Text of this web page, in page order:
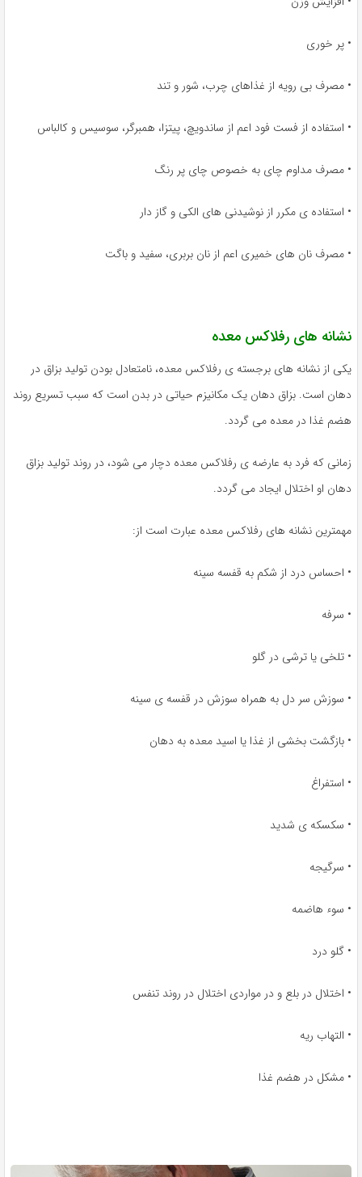
• پر خوری
• مصرف بی رویه از غذاهای چرب، شور و تند
• استفاده از فست فود اعم از ساندویچ، پیتزا، همبرگر، سوسیس و کالباس
• مصرف مداوم چای به خصوص چای پر رنگ
• استفاده ی مکرر از نوشیدنی های الکی و گاز دار
• مصرف نان های خمیری اعم از نان بربری، سفید و باگت
نشانه های رفلاکس معده
یکی از نشانه های برجسته ی رفلاکس معده، نامتعادل بودن تولید بزاق در
دهان است. بزاق دهان یک مکانیزم حیاتی در بدن است که سبب تسریع روند
هضم غذا در معده می گردد.
زمانی که فرد به عارضه ی رفلاکس معده دچار می شود، در روند تولید بزاق
دهان او اختلال ایجاد می گردد.
مهمترین نشانه های رفلاکس معده عبارت است از:
• احساس درد از شکم به قفسه سینه
• سرفه
• تلخی یا ترشی در گلو
• سوزش سر دل به همراه سوزش در قفسه ی سینه
• بازگشت بخشی از غذا یا اسید معده به دهان
• استفراغ
• سکسکه ی شدید
• سرگیجه
• سوء هاضمه
• گلو درد
• اختلال در بلع و در مواردی اختلال در روند تنفس
• التهاب ریه
• مشکل در هضم غذا